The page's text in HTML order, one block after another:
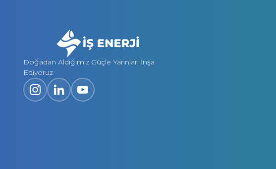
Doğadan Aldığımız Güçle Yarınları İnşa
Ediyoruz